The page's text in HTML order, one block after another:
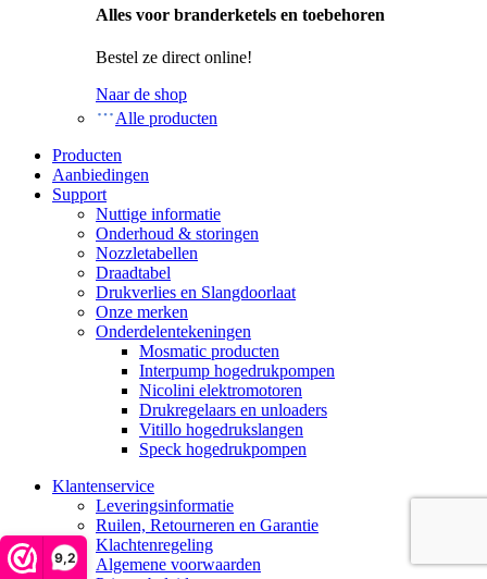
9,2
Alles voor branderketels en toebehoren
Bestel ze direct online!
Naar de shop
Alle producten
Producten
Aanbiedingen
Support
Nuttige informatie
Onderhoud & storingen
Nozzletabellen
Draadtabel
Drukverlies en Slangdoorlaat
Onze merken
Onderdelentekeningen
Mosmatic producten
Interpump hogedrukpompen
Nicolini elektromotoren
Drukregelaars en unloaders
Vitillo hogedrukslangen
Speck hogedrukpompen
Klantenservice
Leveringsinformatie
Ruilen, Retourneren en Garantie
Klachtenregeling
Algemene voorwaarden